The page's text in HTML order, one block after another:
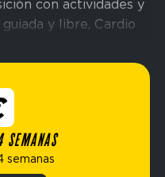
con actividades y
y libre, Cardio
con hidromasaje y
Nuestro gym está
, horario habitual
365 días del año
SEMANAS
semanas